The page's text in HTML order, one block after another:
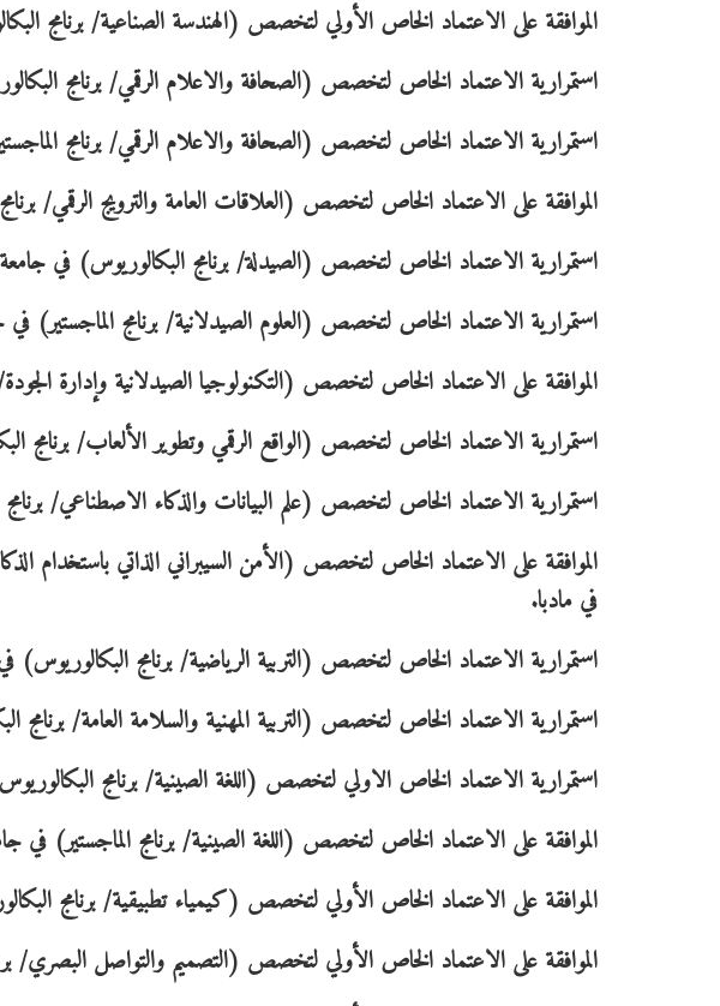
الموافقة على الاعتماد الخاص الأولي لتخصص (الهندسة الصناعية/ برنامج
استمرارية الاعتماد الخاص لتخصص (الصحافة والاعلام الرقمي/ برنامج
استمرارية الاعتماد الخاص لتخصص (الصحافة والاعلام الرقمي/ برنامج
الموافقة على الاعتماد الخاص لتخصص (العلاقات العامة والترويج الرقمي/
استمرارية الاعتماد الخاص لتخصص (الصيدلة/ برنامج البكالوريوس) في جامعة
استمرارية الاعتماد الخاص لتخصص (العلوم الصيدلانية/ برنامج الماجستير) في
الموافقة على الاعتماد الخاص لتخصص (التكنولوجيا الصيدلانية وإدارة الجودة/
استمرارية الاعتماد الخاص لتخصص (الواقع الرقمي وتطوير الألعاب/ برنامج
استمرارية الاعتماد الخاص لتخصص (علم البيانات والذكاء الاصطناعي/
الموافقة على الاعتماد الخاص لتخصص (الأمن السيبراني الذاتي باستخدام
في مادبا.
استمرارية الاعتماد الخاص لتخصص (التربية الرياضية/ برنامج
استمرارية الاعتماد الخاص لتخصص (التربية المهنية والسلامة العامة/
استمرارية الاعتماد الخاص الاولي لتخصص (اللغة الصينية/ برنامج
الموافقة على الاعتماد الخاص لتخصص (اللغة الصينية/ برنامج الماجستير) في
الموافقة على الاعتماد الخاص الأولي لتخصص (كيمياء تطبيقية/ برنامج
الموافقة على الاعتماد الخاص الأولي لتخصص (التصميم والتواصل البصري/